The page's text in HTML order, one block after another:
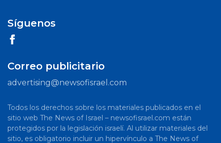
Síguenos
Correo publicitario
advertising@newsofisrael.com
Todos los derechos sobre los materiales publicados en el
sitio web The News of Israel – newsofisrael.com están
protegidos por la legislación israelí. Al utilizar materiales del
sitio, es obligatorio incluir un hipervínculo a The News of